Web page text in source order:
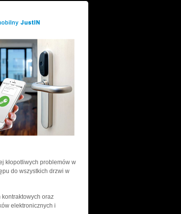
kłopotliwych problemów w
do wszystkich drzwi w
oraz
elektronicznych i